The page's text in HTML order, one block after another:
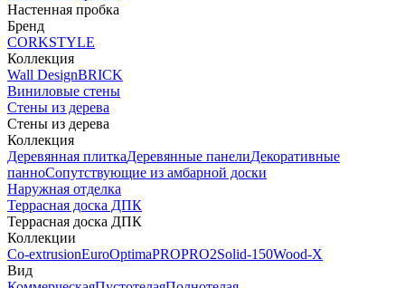
Настенная пробка
Бренд
CORKSTYLE
Коллекция
Wall DesignBRICK
Виниловые стены
Стены из дерева
Стены из дерева
Коллекция
Деревянная плиткаДеревянные панелиДекоративные
панноСопутствующие из амбарной доски
Наружная отделка
Террасная доска ДПК
Террасная доска ДПК
Коллекции
Co-extrusionEuroOptimaPROPRO2Solid-150Wood-X
Вид